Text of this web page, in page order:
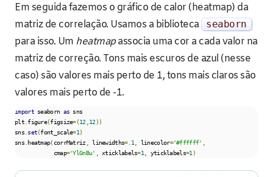
Em seguida fazemos o gráfico de calor (heatmap) da
matriz de correlação. Usamos a biblioteca
seaborn
para isso. Um heatmapassocia uma cor a cada valor na
matriz de correção. Tons mais escuros de azul (nesse
caso) são valores mais perto de 1, tons mais claros são
valores mais perto de -1.
import seaborn as sns
plt. figure(figsize=(12 12 ))
sns. set(font_scale=1 )
sns. heatmap(corrMatriz linewidths=. 1 linecolor='#ffffff'
            cmap
='YlGnBu' xticklabels=1 yticklabels=1 )